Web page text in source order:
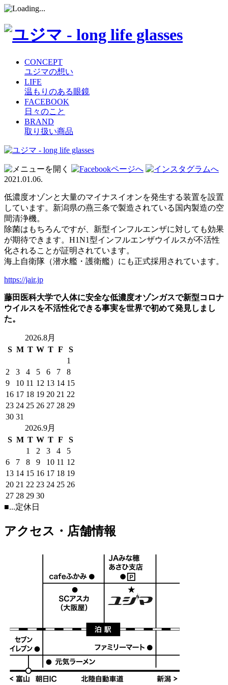
CONCEPT
ユジマの想い
LIFE
温もりのある眼鏡
FACEBOOK
日々のこと
BRAND
取り扱い商品
コ
テ
ン
ツ
へ
ス
キ
ッ
プ
2021.01.06.
低濃度オゾンと大量のマイナスイオンを発生する装置を設置
しています。新潟県の燕三条で製造されている国内製造の空
間清浄機。
除菌はもちろんですが、新型インフルエンザに対しても効果
が期待できます。H1N1型インフルエンザウイルスが不活性
化されることが証明されています。
海上自衛隊（潜水艦・護衛艦）にも正式採用されています。
https://jair.jp
藤田医科大学で人体に安全な低濃度オゾンガスで新型コロナ
ウイルスを不活性化できる事実を世界で初めて発見しまし
た。
2026.8月
S M T W T F
S
1
2
3 4 5 6 7
8
9
10 11 12 13 14 15
16 17 18 19 20 21 22
23 24 25 26 27 28 29
30 31
2026.9月
S M T W T F
S
1
2 3 4
5
6
7 8 9 10 11 12
13 14 15 16 17 18 19
20 21 22 23 24 25 26
27 28 29 30
■...定休日
アクセス・店舗情報